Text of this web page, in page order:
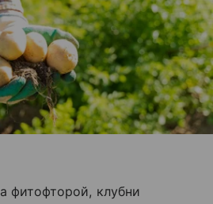
фитофторой, клубни